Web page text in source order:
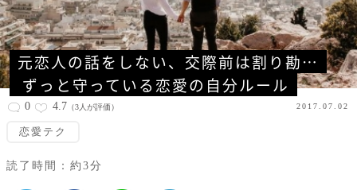
元恋人の話をしない、交際前は割り勘…
ずっと守っている恋愛の自分ルール
0 4.7 （3人が評価） 2017.07.02
恋愛テク
読了時間：約3分